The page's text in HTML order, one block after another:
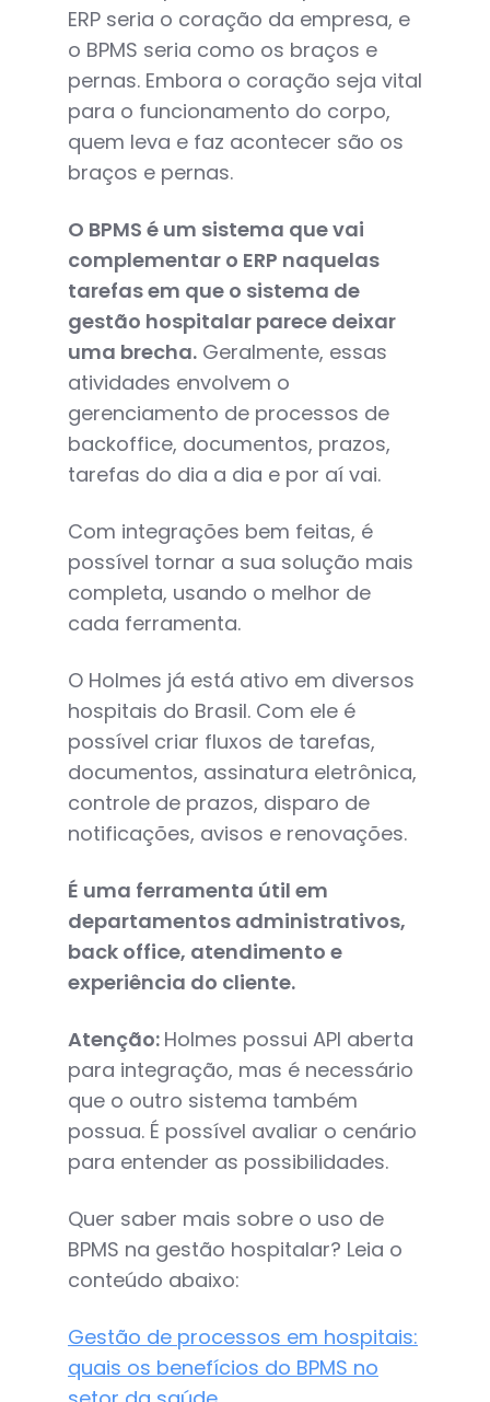
ERP seria o coração da empresa, e
o BPMS seria como os braços e
pernas. Embora o coração seja vital
para o funcionamento do corpo,
quem leva e faz acontecer são os
braços e pernas.
O BPMS é um sistema que vai
complementar o ERP naquelas
tarefas em que o sistema de
gestão hospitalar parece deixar
uma brecha. Geralmente, essas
atividades envolvem o
gerenciamento de processos de
backoffice, documentos, prazos,
tarefas do dia a dia e por aí vai.
Com integrações bem feitas, é
possível tornar a sua solução mais
completa, usando o melhor de
cada ferramenta.
O Holmes já está ativo em diversos
hospitais do Brasil. Com ele é
possível criar fluxos de tarefas,
documentos, assinatura eletrônica,
controle de prazos, disparo de
notificações, avisos e renovações.
É uma ferramenta útil em
departamentos administrativos,
back office, atendimento e
experiência do cliente.
Atenção: Holmes possui API aberta
para integração, mas é necessário
que o outro sistema também
possua. É possível avaliar o cenário
para entender as possibilidades.
Quer saber mais sobre o uso de
BPMS na gestão hospitalar? Leia o
conteúdo abaixo:
Gestão de processos em hospitais:
quais os benefícios do BPMS no